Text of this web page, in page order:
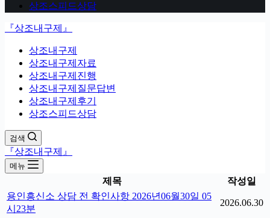
상조스피드상담
『상조내구제』
상조내구제
상조내구제자료
상조내구제진행
상조내구제질문답변
상조내구제후기
상조스피드상담
검색
『상조내구제』
메뉴
제목
작성일
용인흥신소 상담 전 확인사항 2026년06월30일 05
시23분
2026.06.30